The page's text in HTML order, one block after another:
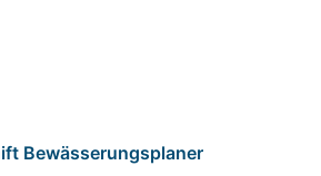
Bewässerungsplaner